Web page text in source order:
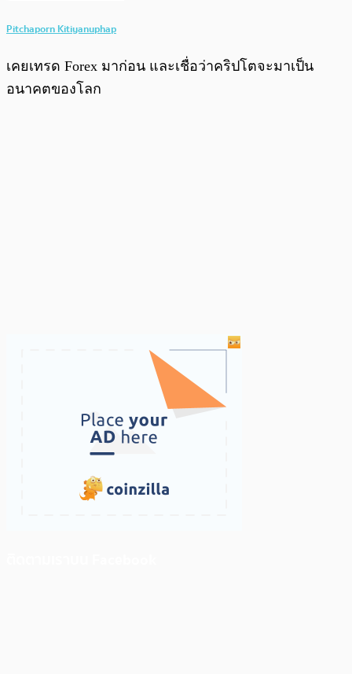
Pitchaporn Kitiyanuphap
เคยเทรด Forex มาก่อน และเชื่อว่าคริปโตจะมาเป็น
อนาคตของโลก